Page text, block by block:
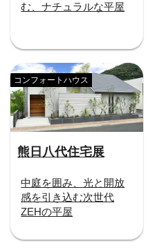
む、ナチュラルな平屋
熊日八代住宅展
コンフォートハウス
中庭を囲み、光と開放
感を引き込む次世代
ZEHの平屋